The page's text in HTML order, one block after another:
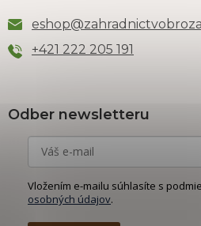
eshop@
+421 222 205 191
Odber newsletteru
Vložením e-mailu súhlasíte s
osobných údajov.